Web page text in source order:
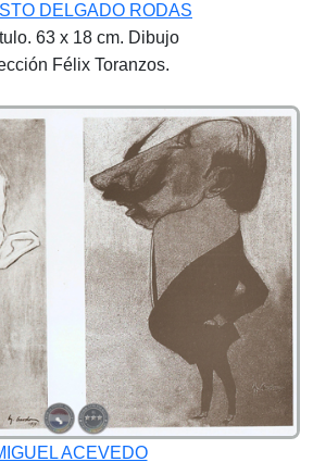
DELGADO RODAS
63 x 18 cm. Dibujo
Félix Toranzos.
ACEVEDO